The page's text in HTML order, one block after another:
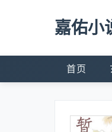
嘉佑小
首页